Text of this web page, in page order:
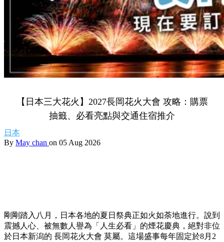
【日本三大花火】2027長岡花火大會 攻略：購票
抽籤、必看亮點與交通住宿推介
日本
By May chan on 05 Aug 2026
剛剛踏入八月，日本各地的夏日祭典正如火如荼地進行。說到
震撼人心、被無數人譽為「人生必看」的煙花慶典，絕對非位
於日本新潟的 長岡花火大會 莫屬。這場盛事每年固定於8月2